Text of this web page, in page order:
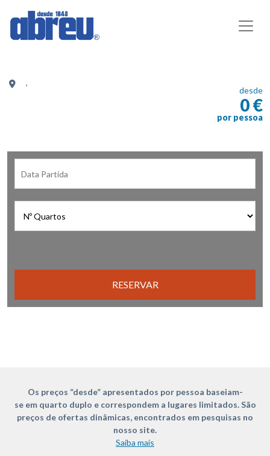
,
desde
0 €
por pessoa
RESERVAR
Os preços “desde” apresentados por pessoa baseiam-
se em quarto duplo e correspondem a lugares limitados. São
preços de ofertas dinâmicas, encontrados em pesquisas no
nosso site.
Saiba mais